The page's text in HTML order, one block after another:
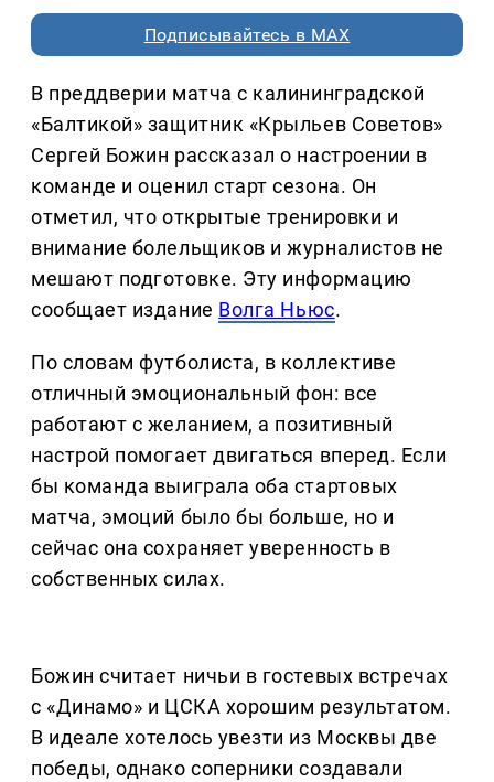
Подписывайтесь в MAX
В преддверии матча с калининградской
«Балтикой» защитник «Крыльев Советов»
Сергей Божин рассказал о настроении в
команде и оценил старт сезона. Он
отметил, что открытые тренировки и
внимание болельщиков и журналистов не
мешают подготовке. Эту информацию
сообщает издание Волга Ньюс.
По словам футболиста, в коллективе
отличный эмоциональный фон: все
работают с желанием, а позитивный
настрой помогает двигаться вперед. Если
бы команда выиграла оба стартовых
матча, эмоций было бы больше, но и
сейчас она сохраняет уверенность в
собственных силах.
Божин считает ничьи в гостевых встречах
с «Динамо» и ЦСКА хорошим результатом.
В идеале хотелось увезти из Москвы две
победы, однако соперники создавали